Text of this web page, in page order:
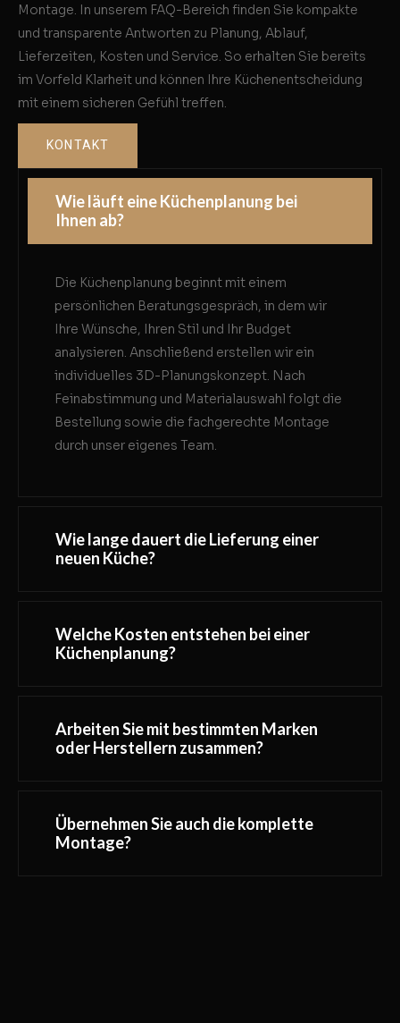
Montage. In unserem FAQ-Bereich finden Sie kompakte
und transparente Antworten zu Planung, Ablauf,
Lieferzeiten, Kosten und Service. So erhalten Sie bereits
im Vorfeld Klarheit und können Ihre Küchenentscheidung
mit einem sicheren Gefühl treffen.
KONTAKT
Wie läuft eine Küchenplanung bei
Ihnen ab?
Die Küchenplanung beginnt mit einem
persönlichen Beratungsgespräch, in dem wir
Ihre Wünsche, Ihren Stil und Ihr Budget
analysieren. Anschließend erstellen wir ein
individuelles 3D-Planungskonzept. Nach
Feinabstimmung und Materialauswahl folgt die
Bestellung sowie die fachgerechte Montage
durch unser eigenes Team.
Wie lange dauert die Lieferung einer
neuen Küche?
Welche Kosten entstehen bei einer
Küchenplanung?
Arbeiten Sie mit bestimmten Marken
oder Herstellern zusammen?
Übernehmen Sie auch die komplette
Montage?